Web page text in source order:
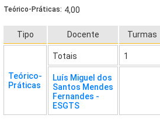
Teórico-Práticas: 4,00
Tipo Docente Turmas
Teórico-
Práticas
Totais 1
Luís Miguel dos
Santos Mendes
Fernandes -
ESGTS